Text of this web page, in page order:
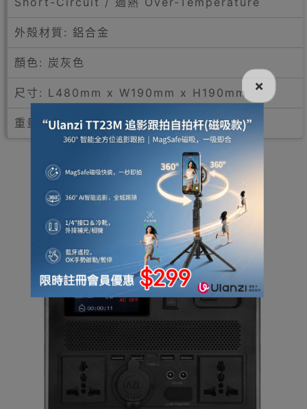
外殻材質: 鋁合金
顏色: 炭灰色
尺寸: L480mm x W190mm x H190mm
重量: 21kg
×